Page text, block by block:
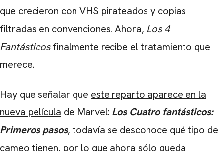
que crecieron con VHS pirateados y copias
filtradas en convenciones. Ahora, Los 4
Fantásticosfinalmente recibe el tratamiento que
merece.
Hay que señalar que este reparto aparece en la
nueva película de Marvel: Los Cuatro fantásticos:
Primeros pasos, todavía se desconoce qué tipo de
cameo tienen, por lo que ahora sólo queda